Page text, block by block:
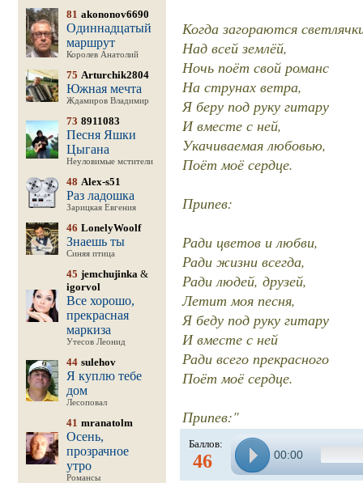
81 akononov6690
Одиннадцатый
маршрут
Королев Анатолий
75 Arturchik2804
Южная мечта
Ждамиров Владимир
73 8911083
Песня Яшки
Цыгана
Неуловимые мстители
48 Alex-s51
Раз ладошка
Зарицкая Евгения
46 LonelyWoolf
Знаешь ты
Синяя птица
45 jemchujinka&
igorvol
Все хорошо,
прекрасная
маркиза
Утесов Леонид
44 sulehov
Я куплю тебе
дом
Лесоповал
41 mranatolm
Осень,
прозрачное
утро
Романсы
Когда загораются
Над всей землёй,
Ночь поёт свой романс
На струнах ветра,
Я беру под руку гитару
И вместе с ней,
Укачиваемая любовью,
Поёт моё сердце.
Припев:
Ради цветов и любви,
Ради жизни всегда,
Ради людей, друзей,
Летит моя песня,
Я беду под руку гитару
И вместе с ней
Ради всего прекрасного
Поёт моё сердце.
Припев:"
Баллов:
46 00:00